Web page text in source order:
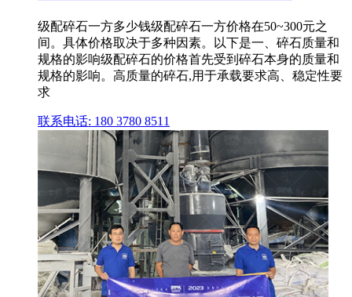
级配碎石一方多少钱级配碎石一方价格在50~300元之
间。具体价格取决于多种因素。以下是一、碎石质量和
规格的影响级配碎石的价格首先受到碎石本身的质量和
规格的影响。高质量的碎石,用于承载要求高、稳定性要
求
联系电话: 180 3780 8511